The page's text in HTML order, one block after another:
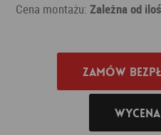
Cena montażu:Zależna od
Zamów